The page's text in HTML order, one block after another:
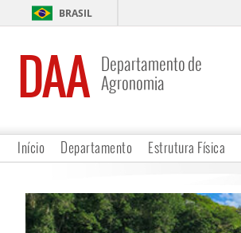
BRASIL
DAA Departamento de
Agronomia
Início Departamento Estrutura Física